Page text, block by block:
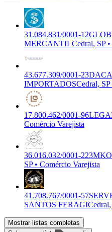
31.084.831/0001-12
MERCANTILCedral, SP
43.677.309/0001-23
IMPORTADOSCedral,
17.800.462/0001-96
Comércio Varejista
36.016.032/0001-22
SP • Comércio Varejista
41.708.767/0001-57
SANTOS FERAGI
Mostrar listas completas